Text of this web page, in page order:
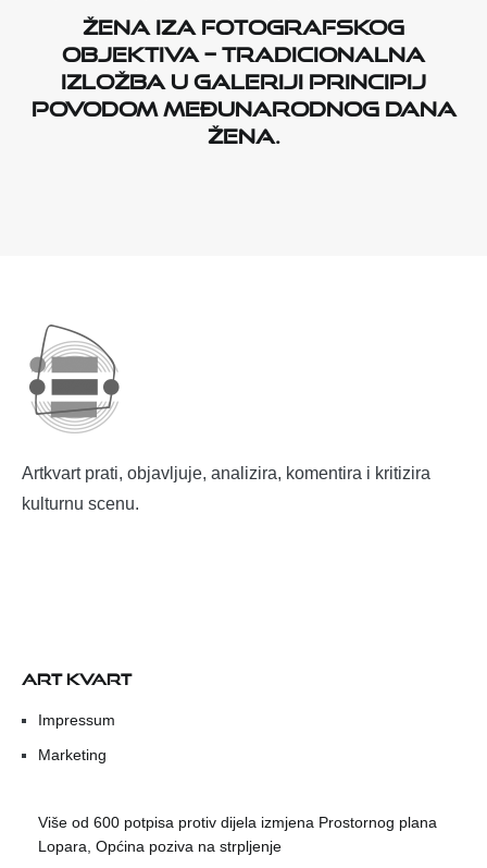
Žena iza fotografskog
objektiva – tradicionalna
izložba u Galeriji Principij
povodom Međunarodnog dana
žena.
Artkvart prati, objavljuje, analizira, komentira i kritizira
kulturnu scenu.
ART KVART
Impressum
Marketing
Više od 600 potpisa protiv dijela izmjena Prostornog plana
Lopara, Općina poziva na strpljenje